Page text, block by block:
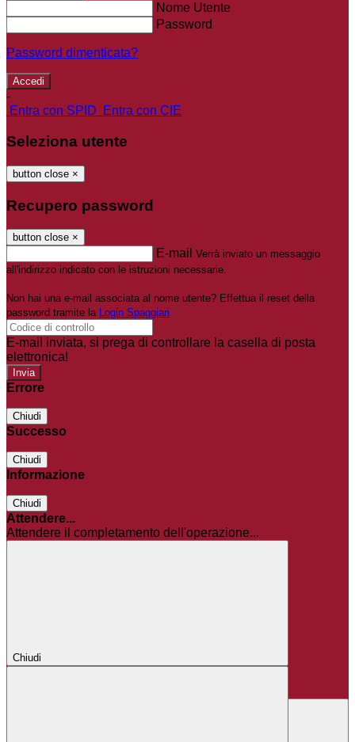
Nome Utente
Password
Password dimenticata?
-
Entra con SPID
Entra con CIE
Seleziona utente
button close ×
Recupero password
button close ×
E-mail Verrà inviato un messaggio
all'indirizzo indicato con le istruzioni necessarie.
Non hai una e-mail associata al nome utente? Effettua il reset della
password tramite la Login Spaggiari
E-mail inviata, si prega di controllare la casella di posta
elettronica!
Errore
Chiudi
Successo
Chiudi
Informazione
Chiudi
Attendere...
Attendere il completamento dell'operazione...
Chiudi